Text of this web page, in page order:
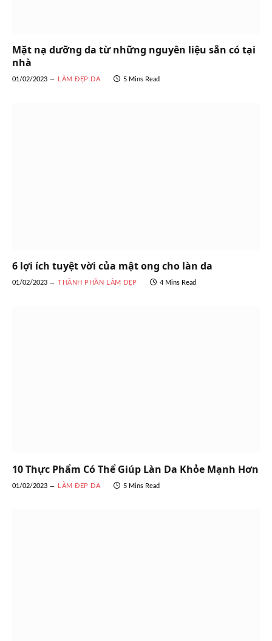
Mặt nạ dưỡng da từ những nguyên liệu sẵn có tại
nhà
01/02/2023 LÀM ĐẸP DA 5 Mins Read
6 lợi ích tuyệt vời của mật ong cho làn da
01/02/2023 THÀNH PHẦN LÀM ĐẸP 4 Mins Read
10 Thực Phẩm Có Thể Giúp Làn Da Khỏe Mạnh Hơn
01/02/2023 LÀM ĐẸP DA 5 Mins Read